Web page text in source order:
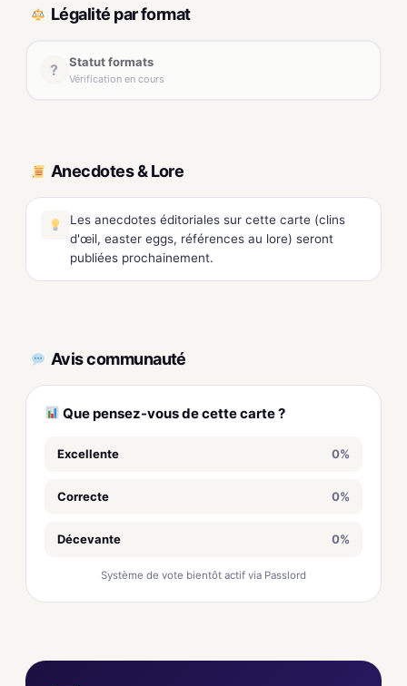
Légalité par format
? Statut formats
Vérification en cours
Anecdotes & Lore
Les anecdotes éditoriales sur cette carte (clins
d'œil, easter eggs, références au lore) seront
publiées prochainement.
Avis communauté
Que pensez-vous de cette carte ?
Excellente 0%
Correcte 0%
Décevante 0%
Système de vote bientôt actif via Passlord